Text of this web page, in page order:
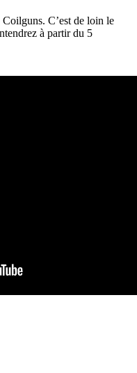
C’est de loin le
à partir du 5